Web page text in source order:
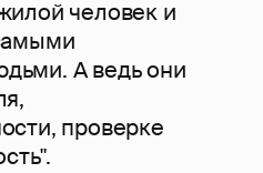
человек и
А ведь они
проверке